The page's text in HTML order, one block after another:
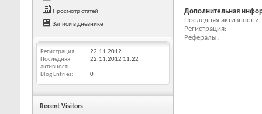
Просмотр статей
Записи в дневнике
Регистрация
22.11.2012
Последняя
активность
22.11.2012 11:22
Blog Entries 0
Recent Visitors
Дополнительная
Последняя активность
Регистрация
Рефералы